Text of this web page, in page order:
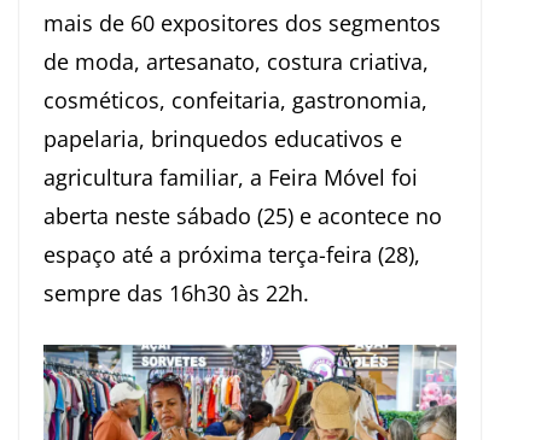
mais de 60 expositores dos segmentos
de moda, artesanato, costura criativa,
cosméticos, confeitaria, gastronomia,
papelaria, brinquedos educativos e
agricultura familiar, a Feira Móvel foi
aberta neste sábado (25) e acontece no
espaço até a próxima terça-feira (28),
sempre das 16h30 às 22h.